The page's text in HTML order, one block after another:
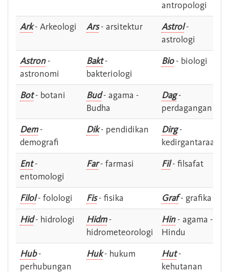
antropologi
Ark- Arkeologi Ars- arsitektur Astrol-
astrologi
Astron-
astronomi
Bakt-
bakteriologi
Bio- biologi
Bot- botani Bud- agama -
Budha
Dag-
perdagangan
Dem-
demografi
Dik- pendidikan Dirg-
kedirgantaraan
Ent-
entomologi
Far- farmasi Fil- filsafat
Filol- folologi Fis- fisika Graf- grafika
Hid- hidrologi Hidm-
hidrometeorologi
Hin- agama -
Hindu
Hub-
perhubungan
Huk- hukum Hut-
kehutanan